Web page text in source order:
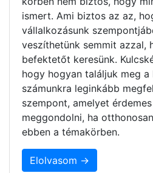
ismert. Ami biztos az az,
vállalkozásunk
veszíthetünk semmit azzal,
befektetőt keresünk.
hogy hogyan találjuk meg a
számunkra leginkább
szempont, amelyet
meggondolni, ha
ebben a témakörben.
Elolvasom →